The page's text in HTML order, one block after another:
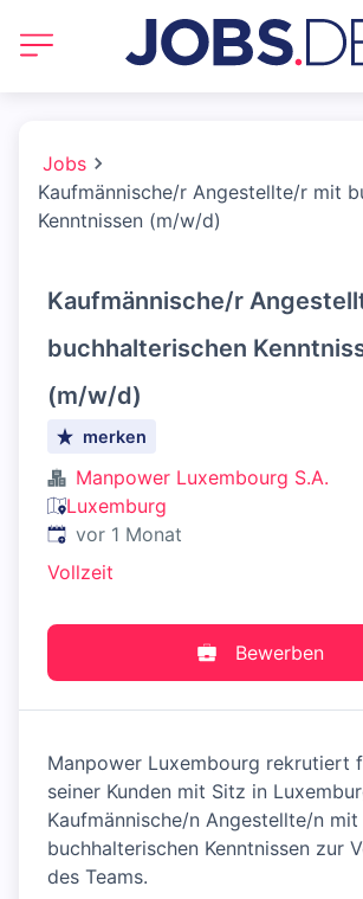
Jobs
Kaufmännische/r Angestellte/r mit
Kenntnissen (m/w/d)
Kaufmännische/r
buchhalterischen
(m/w/d)
merken
Manpower Luxembourg S.A.
Luxemburg
Veröffentlicht:
vor 1 Monat
Vollzeit
Bewerben
Manpower Luxembourg rekrutiert
seiner Kunden mit Sitz in
Kaufmännische/n Angestellte/n mit
buchhalterischen Kenntnissen zur
des Teams.